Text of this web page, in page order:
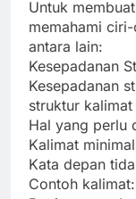
Untuk
memahami
antara lain:
Kesepadanan
Kesepadanan
struktur
Hal yang perlu
Kalimat
Kata depan
Contoh kalimat: